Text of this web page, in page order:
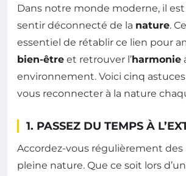
Dans notre monde moderne, il est
sentir déconnecté de la nature.
essentiel de rétablir ce lien pour
bien-être et retrouver l’harmonie
environnement. Voici cinq
vous reconnecter à la nature
1. PASSEZ DU TEMPS À
Accordez-vous régulièrement
pleine nature. Que ce soit lors